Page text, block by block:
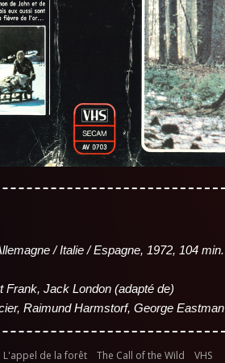
/ Italie / Espagne, 1972, 104 min.
Jack London (adapté de)
Raimund Harmstorf, George Eastman
L'appel de la forêt The Call of the Wild VHS